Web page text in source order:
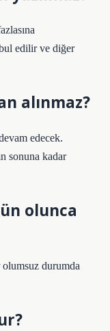
edilir ve diğer
alınmaz?
edecek.
sonuna kadar
olunca
durumda